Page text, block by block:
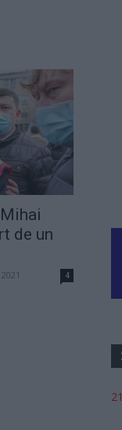
de un
4